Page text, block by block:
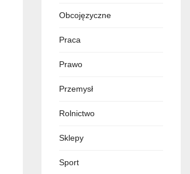
Obcojęzyczne
Praca
Prawo
Przemysł
Rolnictwo
Sklepy
Sport